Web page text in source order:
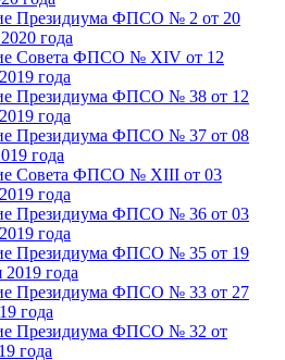
Президиума ФПСО № 2 от 20
года
Совета ФПСО № XIV от 12
года
Президиума ФПСО № 38 от 12
года
Президиума ФПСО № 37 от 08
года
Совета ФПСО № XIII от 03
года
Президиума ФПСО № 36 от 03
года
Президиума ФПСО № 35 от 19
2019 года
Президиума ФПСО № 33 от 27
года
Президиума ФПСО № 32 от
года